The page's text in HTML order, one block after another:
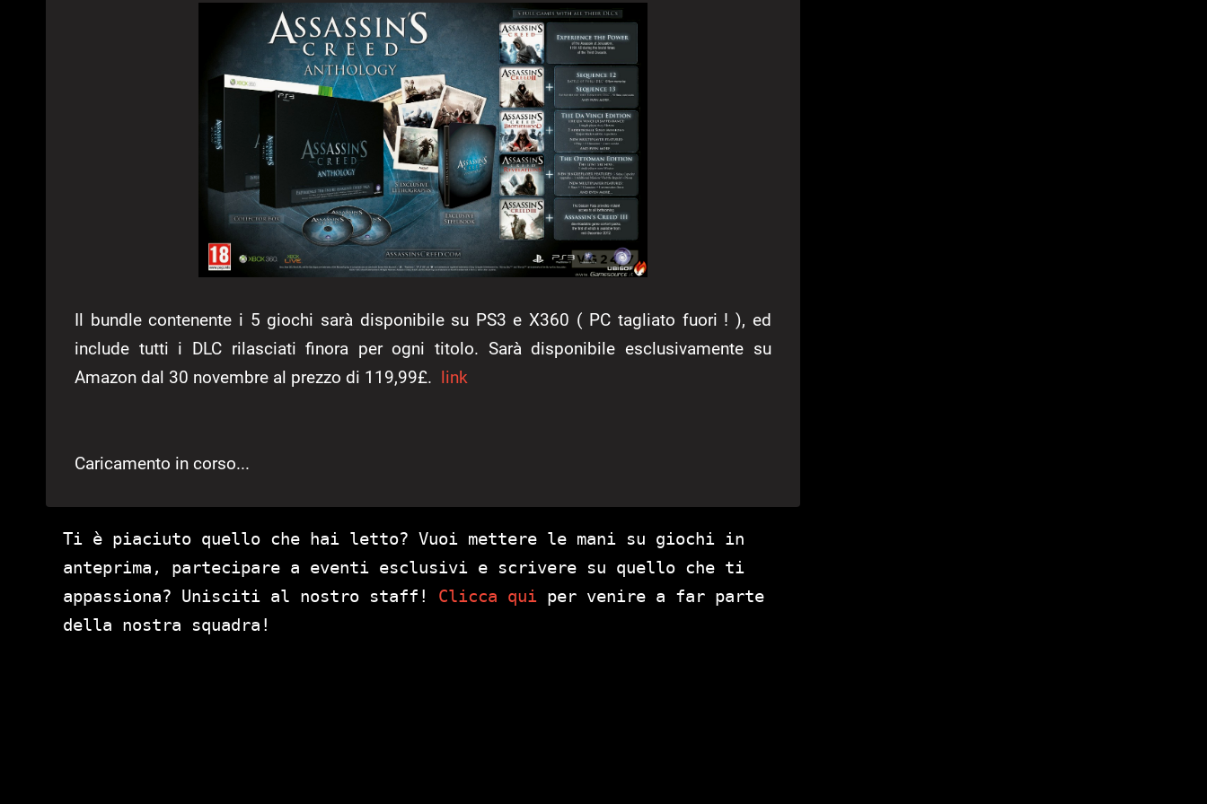
Il bundle contenente i 5 giochi sarà disponibile su PS3 e X360 ( PC tagliato fuori ! ), ed
include tutti i DLC rilasciati finora per ogni titolo. Sarà disponibile esclusivamente su
Amazon dal 30 novembre al prezzo di 119,99£. link
Caricamento in corso...
Ti è piaciuto quello che hai letto? Vuoi mettere le mani su giochi in
anteprima, partecipare a eventi esclusivi e scrivere su quello che ti
appassiona? Unisciti al nostro staff! Clicca qui per venire a far parte
della nostra squadra!